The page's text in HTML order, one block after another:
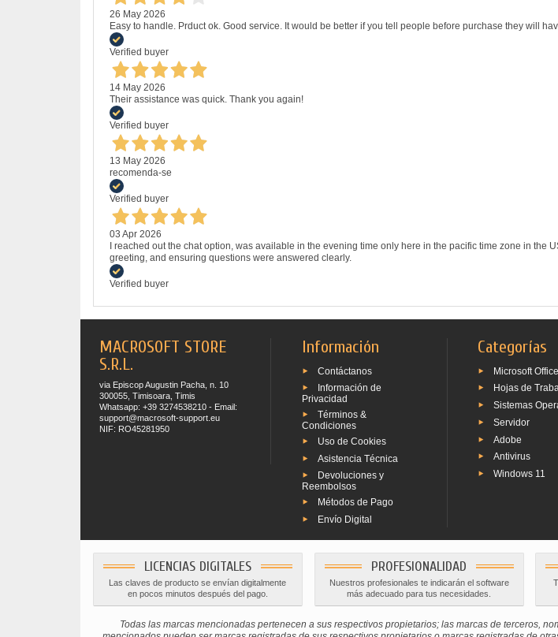
26 May 2026
Easy to handle. Prduct ok. Good service. It would be better if you tell people before purchase they will
Verified buyer
14 May 2026
Their assistance was quick. Thank you again!
Verified buyer
13 May 2026
recomenda-se
Verified buyer
03 Apr 2026
I reached out the chat option, was available in the evening time only here in the pacific time zone in
greeting, and ensuring questions were answered clearly.
Verified buyer
MACROSOFT STORE
S.R.L.
via Episcop Augustin Pacha, n. 10
300055, Timisoara, Timis
Whatsapp: +39 3274538210 - Email:
support@macrosoft-support.eu
NIF: RO45281950
Información
Contáctanos
Información de
Privacidad
Términos &
Condiciones
Uso de Cookies
Asistencia Técnica
Devoluciones y
Reembolsos
Métodos de Pago
Envío Digital
Categorías
Microsoft Office
Hojas de
Sistemas
Servidor
Adobe
Antivirus
Windows 11
LICENCIAS DIGITALES
Las claves de producto se envían digitalmente
en pocos minutos después del pago.
PROFESIONALIDAD
Nuestros profesionales te indicarán el software
más adecuado para tus necesidades.
Todas las marcas mencionadas pertenecen a sus respectivos propietarios; las marcas de terceros,